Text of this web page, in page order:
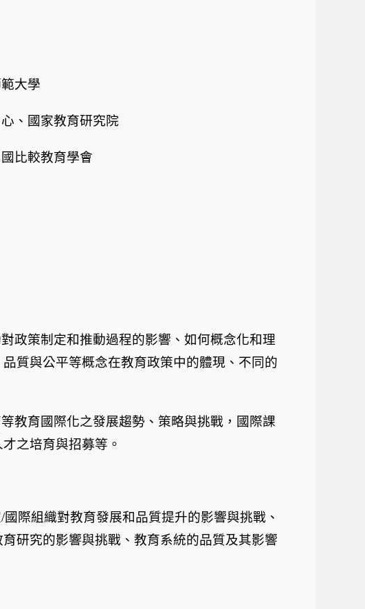
大學
、國家教育研究院
比較教育學會
政策制定和推動過程的影響、如何概念化和理
質與公平等概念在教育政策中的體現、不同的
教育國際化之發展趨勢、策略與挑戰，國際課
之培育與招募等。
/國際組織對教育發展和品質提升的影響與挑戰、
研究的影響與挑戰、教育系統的品質及其影響